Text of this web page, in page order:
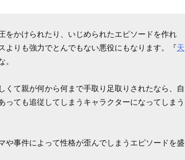
をかけられたり、いじめられたエピソードを作れ
よりも強力でとんでもない悪役にもなります。『天
て親が何から何まで手取り足取りされたなら、自
ても追従してしまうキャラクターになってしまう
や事件によって性格が歪んでしまうエピソードを盛